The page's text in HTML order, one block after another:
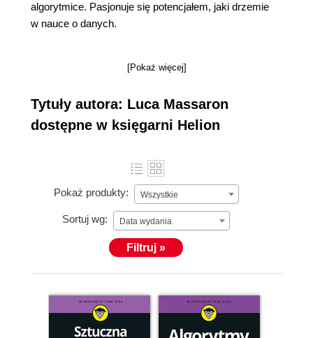
algorytmice. Pasjonuje się potencjałem, jaki drzemie
w nauce o danych.
[Pokaż więcej]
Tytuły autora: Luca Massaron
dostępne w księgarni Helion
Pokaż produkty: Wszystkie
Sortuj wg: Data wydania
Filtruj »